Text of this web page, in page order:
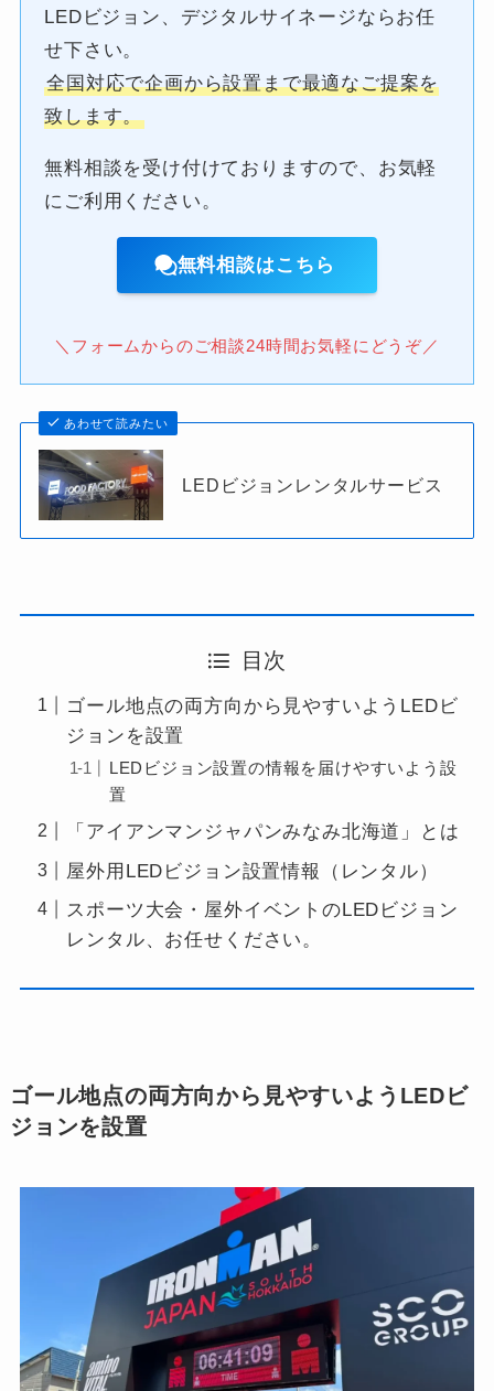
LEDビジョン、デジタルサイネージならお任
せ下さい。
全国対応で企画から設置まで最適なご提案を
致します。
無料相談を受け付けておりますので、お気軽
にご利用ください。
無料相談はこちら
＼フォームからのご相談24時間お気軽にどうぞ／
あわせて読みたい
LEDビジョンレンタルサービス
目次
ゴール地点の両方向から見やすいようLEDビ
ジョンを設置
LEDビジョン設置の情報を届けやすいよう設
置
「アイアンマンジャパンみなみ北海道」とは
屋外用LEDビジョン設置情報（レンタル）
スポーツ大会・屋外イベントのLEDビジョン
レンタル、お任せください。
ゴール地点の両方向から見やすいようLEDビ
ジョンを設置